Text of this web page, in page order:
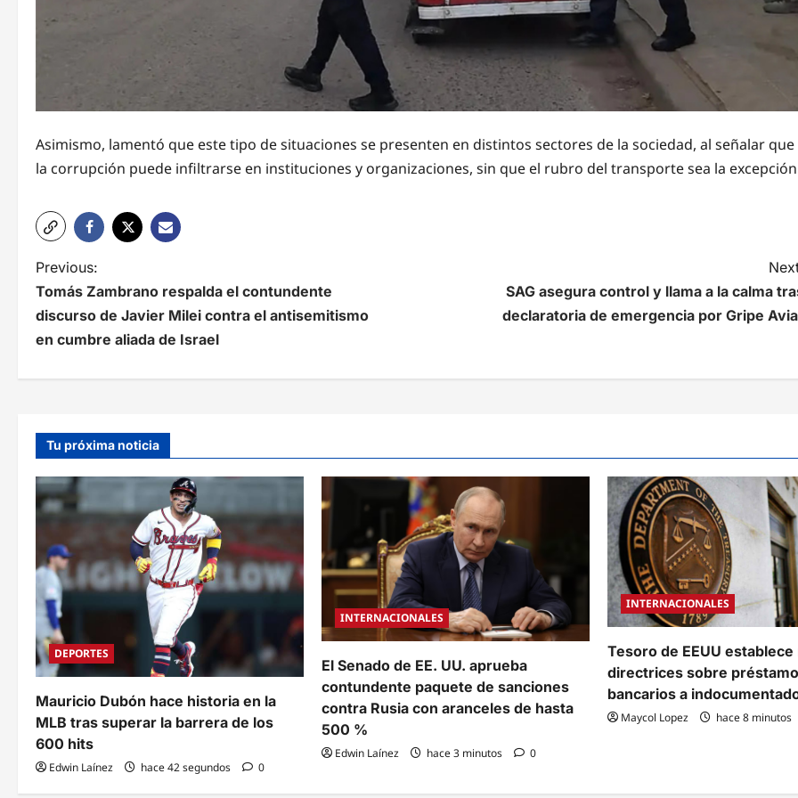
Asimismo, lamentó que este tipo de situaciones se presenten en distintos sectores de la sociedad, al señalar que
la corrupción puede infiltrarse en instituciones y organizaciones, sin que el rubro del transporte sea la
N
a
v
a
c
i
ó
n
d
e
e
t
r
Previous:
Tomás Zambrano respalda el contundente
discurso de Javier Milei contra el antisemitismo
en cumbre aliada de Israel
SAG asegura control y llama a la calma
declaratoria de emergencia por Gripe
Tu próxima noticia
DEPORTES
Mauricio Dubón hace historia en la
MLB tras superar la barrera de los
600 hits
Edwin Laínez hace 42 segundos 0
INTERNACIONALES
El Senado de EE. UU. aprueba
contundente paquete de sanciones
contra Rusia con aranceles de hasta
500 %
Edwin Laínez hace 3 minutos 0
INTERNACIONALES
Tesoro de EEUU
directrices sobre
bancarios a
Maycol Lopez hace 8 minutos